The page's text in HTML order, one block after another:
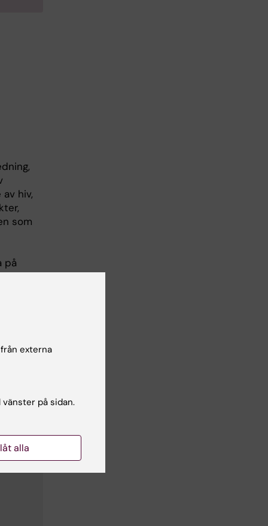
hiv,
som
på
externa
på sidan.
alla